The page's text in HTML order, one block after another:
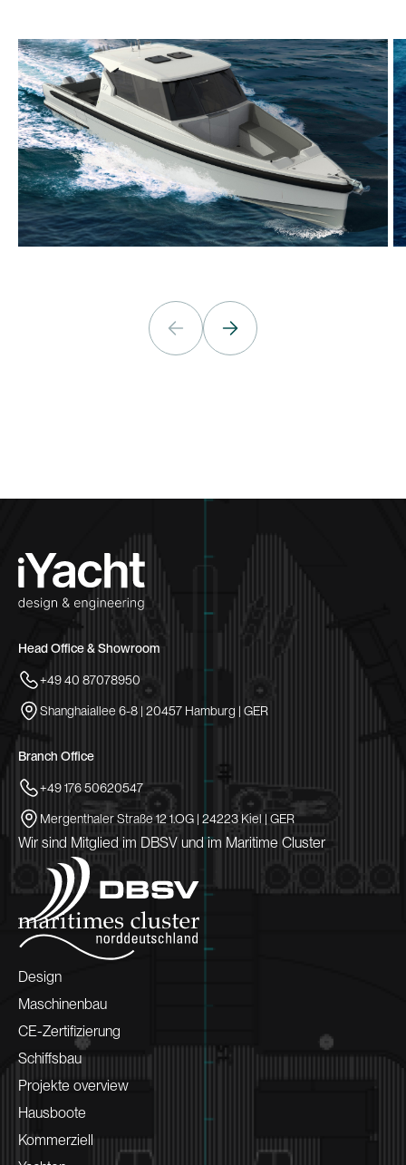
Head Office & Showroom
+49 40 87078950
Shanghaiallee 6-8 | 20457 Hamburg | GER
Branch Office
+49 176 50620547
Mergenthaler Straße 12 1.OG | 24223 Kiel | GER
Wir sind Mitglied im DBSV und im Maritime Cluster
Design
Maschinenbau
CE-Zertifizierung
Schiffsbau
Projekte overview
Hausboote
Kommerziell